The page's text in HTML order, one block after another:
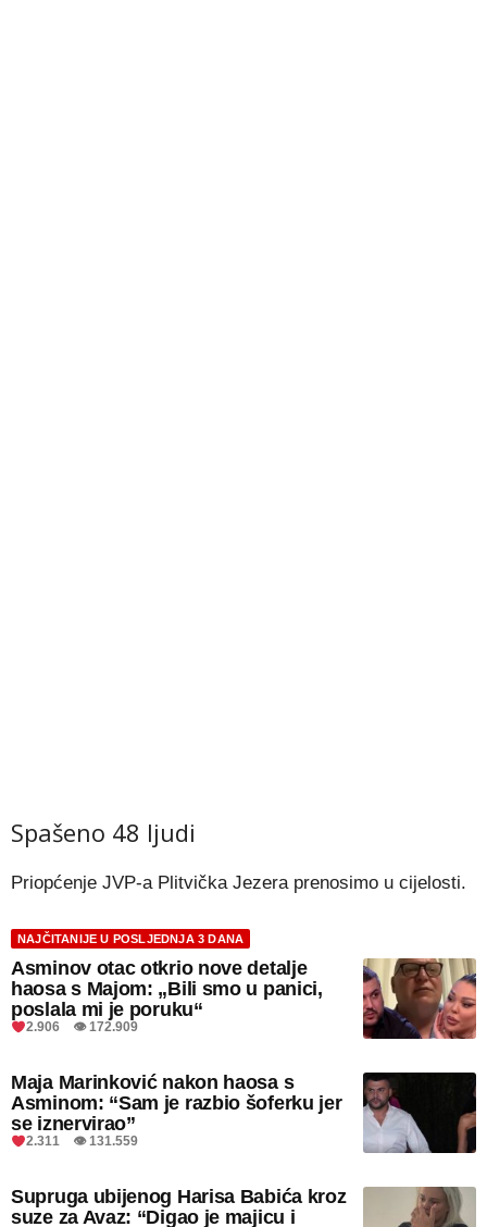
Spašeno 48 ljudi
Priopćenje JVP-a Plitvička Jezera prenosimo u cijelosti.
NAJČITANIJE U POSLJEDNJA 3 DANA
Asminov otac otkrio nove detalje
haosa s Majom: „Bili smo u panici,
poslala mi je poruku“
2.906 👁 172.909
Maja Marinković nakon haosa s
Asminom: “Sam je razbio šoferku jer
se iznervirao”
2.311 👁 131.559
Supruga ubijenog Harisa Babića kroz
suze za Avaz: “Digao je majicu i